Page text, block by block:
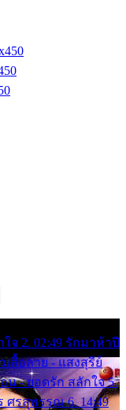
จ 2. 02:49 รักมาห้าปี
เสื้อลาย - แสงสุรีย์
น - ยอดรัก สลักใจ 5.
ศรสุพรรณ 6. 14:49